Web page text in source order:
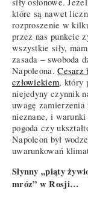
które są nawet
rozproszenie w
przez nas punkcie
wszystkie siły,
zasada – swoboda
Napoleona.Cesarz
człowiekiem, który
niejedyny czynnik
uwagę
nieznane, i warunki
pogoda czy
Napoleon był
uwarunkowań
Słynny „piąty
mróz” w Rosji…